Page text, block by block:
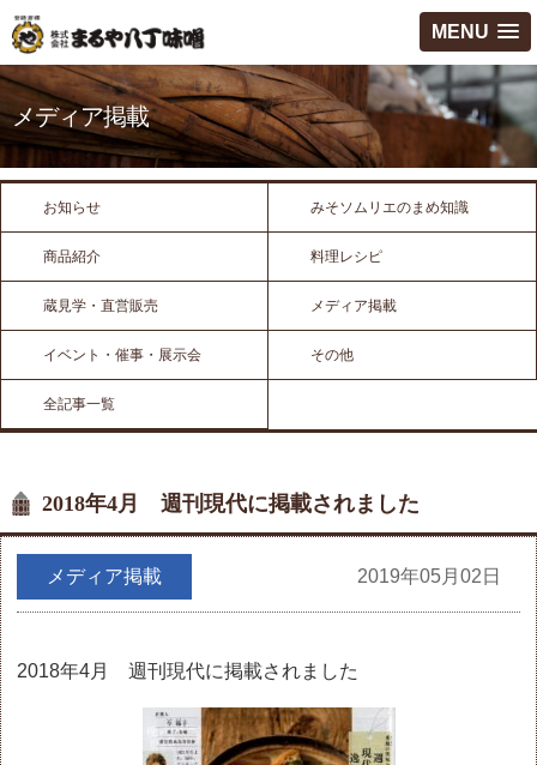
MENU
メディア掲載
お知らせ みそソムリエのまめ知識
商品紹介 料理レシピ
蔵見学・直営販売 メディア掲載
イベント・催事・展示会 その他
全記事一覧
2018年4月 週刊現代に掲載されました
メディア掲載 2019年05月02日
2018年4月 週刊現代に掲載されました